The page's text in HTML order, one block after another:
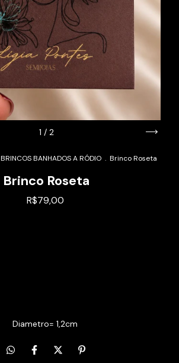
1 / 2
BRINCOS BANHADOS A RÓDIO . Brinco Roseta
Brinco Roseta
R$79,00
Diametro= 1,2cm